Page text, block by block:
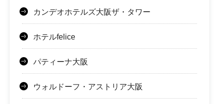
カンデオホテルズ大阪ザ・タワー
ホテルfelice
パティーナ大阪
ウォルドーフ・アストリア大阪